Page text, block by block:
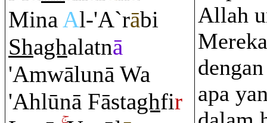
MinaAl-'A`rābi
Shaghalatnā
'Amwālunā Wa
'Ahlūnā Fāstaghfir
Allah
apa